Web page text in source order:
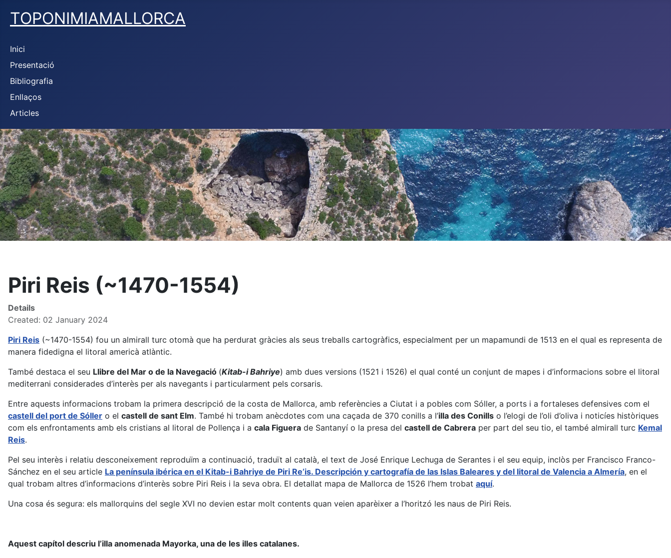
TOPONIMIAMALLORCA
Inici
Presentació
Bibliografia
Enllaços
Articles
Piri Reis (~1470-1554)
Details
Created: 02 January 2024
Piri Reis (~1470-1554) fou un almirall turc otomà que ha perdurat gràcies als seus treballs cartogràfics, especialment per un mapamundi de 1513 en el qual es representa de
manera fidedigna el litoral americà atlàntic.
També destaca el seu Llibre del Mar o de la Navegació (Kitab-i Bahriye) amb dues versions (1521 i 1526) el qual conté un conjunt de mapes i d’informacions sobre el litoral
mediterrani considerades d’interès per als navegants i particularment pels corsaris.
Entre aquests informacions trobam la primera descripció de la costa de Mallorca, amb referències a Ciutat i a pobles com Sóller, a ports i a fortaleses defensives com el
castell del port de Sóller o el castell de sant Elm. També hi trobam anècdotes com una caçada de 370 conills a l’illa des Conills o l’elogi de l’oli d’oliva i noticíes històriques
com els enfrontaments amb els cristians al litoral de Pollença i a cala Figuera de Santanyí o la presa del castell de Cabrera per part del seu tio, el també almirall turc Kemal
Reis.
Pel seu interès i relatiu desconeixement reproduïm a continuació, traduït al català, el text de José Enrique Lechuga de Serantes i el seu equip, inclòs per Francisco Franco-
Sánchez en el seu article La península ibérica en el Kitab-i Bahriye de Piri Re’is. Descripción y cartografía de las Islas Baleares y del litoral de Valencia a Almería, en el
qual trobam altres d’informacions d’interès sobre Piri Reis i la seva obra. El detallat mapa de Mallorca de 1526 l’hem trobat aquí.
Una cosa és segura: els mallorquins del segle XVI no devien estar molt contents quan veien aparèixer a l’horitzó les naus de Piri Reis.
Aquest capítol descriu l’illa anomenada Mayorka, una de les illes catalanes.